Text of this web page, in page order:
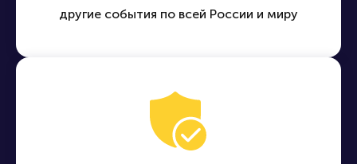
другие события по всей России и миру